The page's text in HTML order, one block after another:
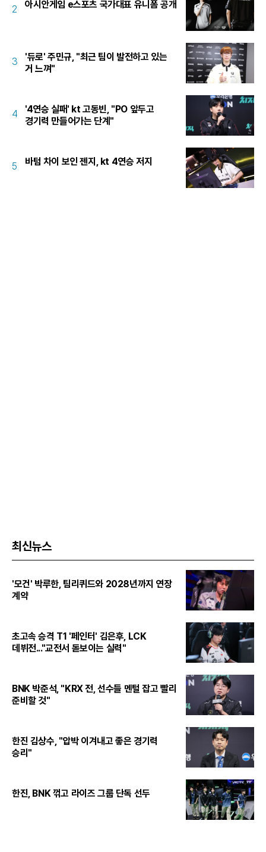
2 아시안게임 e스포츠 국가대표 유니폼 공개
3
'듀로' 주민규, "최근 팀이 발전하고 있는
거 느껴"
4
'4연승 실패' kt 고동빈, "PO 앞두고
경기력 만들어가는 단계"
5 바텀 차이 보인 젠지, kt 4연승 저지
최신뉴스
'모건' 박루한, 팀리퀴드와 2028년까지 연장
계약
초고속 승격 T1 '페인터' 김은후, LCK
데뷔전..."교전서 돋보이는 실력"
BNK 박준석, "KRX 전, 선수들 멘털 잡고 빨리
준비할 것"
한진 김상수, "압박 이겨내고 좋은 경기력
승리"
한진, BNK 꺾고 라이즈 그룹 단독 선두